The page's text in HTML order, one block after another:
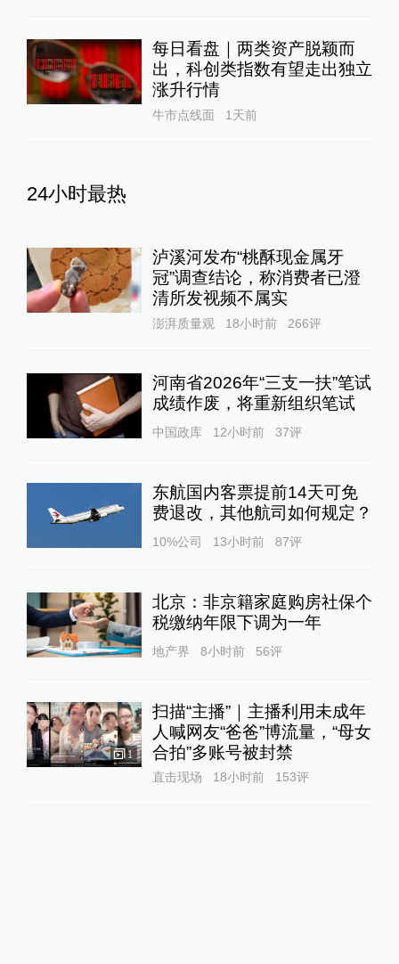
每日看盘｜两类资产脱颖而
出，科创类指数有望走出独立
涨升行情
牛市点线面 1天前
24小时最热
泸溪河发布“桃酥现金属牙
冠”调查结论，称消费者已澄
清所发视频不属实
澎湃质量观 18小时前 266评
河南省2026年“三支一扶”笔试
成绩作废，将重新组织笔试
中国政库 12小时前 37评
东航国内客票提前14天可免
费退改，其他航司如何规定？
10%公司 13小时前 87评
北京：非京籍家庭购房社保个
税缴纳年限下调为一年
地产界 8小时前 56评
1
扫描“主播”｜主播利用未成年
人喊网友“爸爸”博流量，“母女
合拍”多账号被封禁
直击现场 18小时前 153评